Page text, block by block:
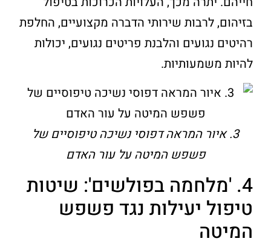
בזיהום, לרבות שירותי הדברה מקצועיים, החלפת
רהיטים נגועים והלבנת פריטים נגועים, יכולות
להיות משמעותיות.
3. איור המראה דפוסי נשיכה טיפוסיים של
פשפש המיטה על עור האדם
4. 'מלחמה בפולשים': שיטות
טיפול יעילות נגד פשפש
המיטה